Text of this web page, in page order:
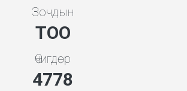
Зочдын
ТОО
Өчигдөр
5119